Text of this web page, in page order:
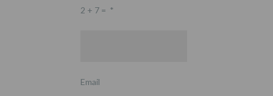
2 + 7 = *
Email